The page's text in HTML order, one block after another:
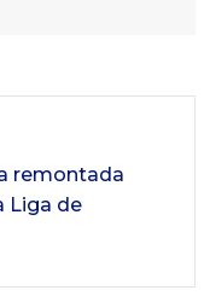
remontada
Liga de